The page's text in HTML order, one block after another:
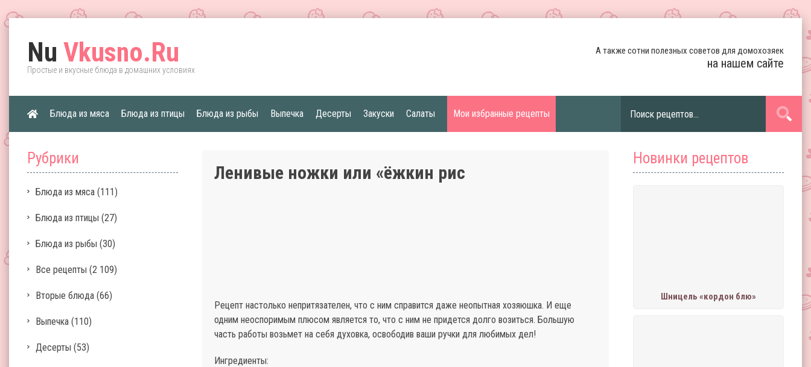
Nu Vkusno.Ru
Простые и вкусные блюда в домашних условиях
А также сотни полезных советов для домохозяек
на нашем сайте
Блюда из мяса Блюда из птицы Блюда из рыбы Выпечка Десерты Закуски Салаты Мои избранные рецепты
Рубрики
Блюда из мяса (111)
Блюда из птицы (27)
Блюда из рыбы (30)
Все рецепты (2 109)
Вторые блюда (66)
Выпечка (110)
Десерты (53)
Новинки рецептов
Шницель «кордон блю»
Ленивые ножки или «ёжкин рис
Рецепт настолько непритязателен, что с ним справится даже неопытная хозяюшка. И еще
одним неоспоримым плюсом является то, что с ним не придется долго возиться. Большую
часть работы возьмет на себя духовка, освободив ваши ручки для любимых дел!
Ингредиенты: